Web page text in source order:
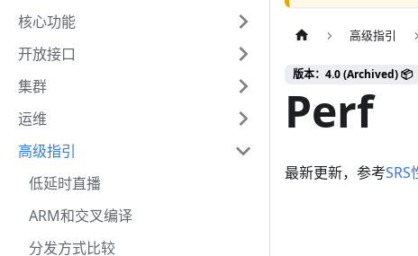
核心功能
开放接口
集群
运维
高级指引
低延时直播
ARM和交叉编译
分发方式比较
高级指引
版本：4.0 (Archived) 📦
Perf
最新更新，参考